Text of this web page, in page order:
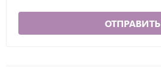
ОТПРАВИТЬ